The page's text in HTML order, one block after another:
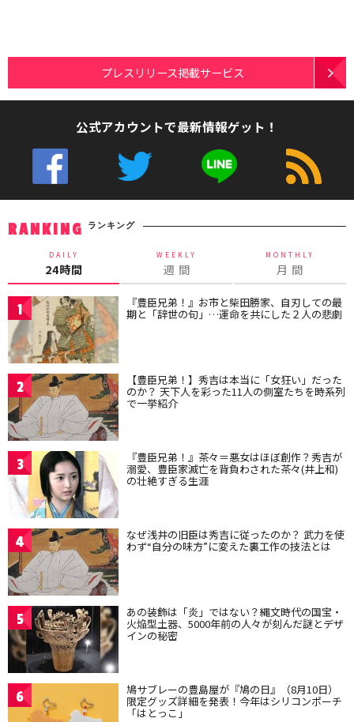
プレスリリース掲載サービス
公式アカウントで最新情報ゲット！
RANKING ランキング
DAILY
24時間
WEEKLY
週 間
MONTHLY
月 間
1 『豊臣兄弟！』お市と柴田勝家、自刃しての最
期と「辞世の句」…運命を共にした２人の悲劇
2 【豊臣兄弟！】秀吉は本当に「女狂い」だった
のか？ 天下人を彩った11人の側室たちを時系列
で一挙紹介
3 『豊臣兄弟！』茶々＝悪女はほぼ創作？秀吉が
溺愛、豊臣家滅亡を背負わされた茶々(井上和)
の壮絶すぎる生涯
4 なぜ浅井の旧臣は秀吉に従ったのか？ 武力を使
わず“自分の味方”に変えた裏工作の技法とは
5 あの装飾は「炎」ではない？縄文時代の国宝・
火焔型土器、5000年前の人々が刻んだ謎とデザ
インの秘密
6 鳩サブレーの豊島屋が『鳩の日』（8月10日）
限定グッズ詳細を発表！今年はシリコンポーチ
「はとっこ」